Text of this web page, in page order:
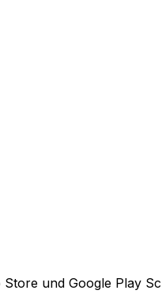
und Google Play